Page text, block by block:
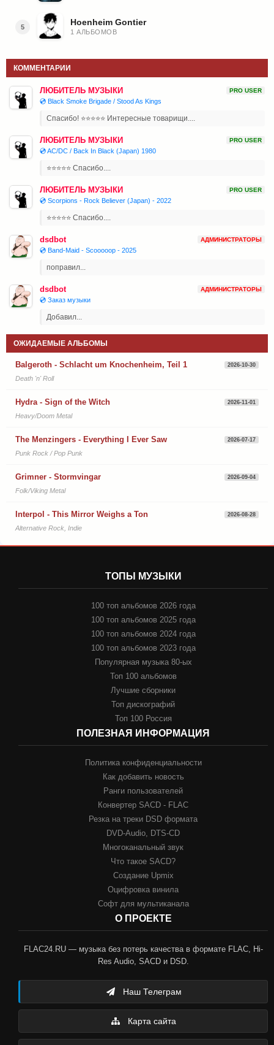
5 Hoenheim Gontier
1 АЛЬБОМОВ
КОММЕНТАРИИ
ЛЮБИТЕЛЬ МУЗЫКИ PRO USER
💿 Black Smoke Brigade / Stood As Kings
Спасибо! ⭐⭐⭐⭐⭐ Интересные товарищи....
ЛЮБИТЕЛЬ МУЗЫКИ PRO USER
💿 AC/DC / Back In Black (Japan) 1980
⭐⭐⭐⭐⭐ Спасибо....
ЛЮБИТЕЛЬ МУЗЫКИ PRO USER
💿 Scorpions - Rock Believer (Japan) - 2022
⭐⭐⭐⭐⭐ Спасибо....
dsdbot АДМИНИСТРАТОРЫ
💿 Band-Maid - Scooooop - 2025
поправил...
dsdbot АДМИНИСТРАТОРЫ
💿 Заказ музыки
Добавил...
ОЖИДАЕМЫЕ АЛЬБОМЫ
Balgeroth - Schlacht um Knochenheim, Teil 1 2026-10-30
Death 'n' Roll
Hydra - Sign of the Witch 2026-11-01
Heavy/Doom Metal
The Menzingers - Everything I Ever Saw 2026-07-17
Punk Rock / Pop Punk
Grimner - Stormvingar 2026-09-04
Folk/Viking Metal
Interpol - This Mirror Weighs a Ton 2026-08-28
Alternative Rock, Indie
ТОПЫ МУЗЫКИ
100 топ альбомов 2026 года
100 топ альбомов 2025 года
100 топ альбомов 2024 года
100 топ альбомов 2023 года
Популярная музыка 80-ых
Топ 100 альбомов
Лучшие сборники
Топ дискографий
Топ 100 Россия
ПОЛЕЗНАЯ ИНФОРМАЦИЯ
Политика конфиденциальности
Как добавить новость
Ранги пользователей
Конвертер SACD - FLAC
Резка на треки DSD формата
DVD-Audio, DTS-CD
Многоканальный звук
Что такое SACD?
Создание Upmix
Оцифровка винила
Софт для мультиканала
О ПРОЕКТЕ
FLAC24.RU — музыка без потерь качества в формате FLAC, Hi-
Res Audio, SACD и DSD.
Наш Телеграм
Карта сайта